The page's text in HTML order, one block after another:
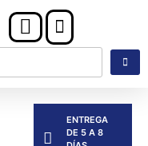
ENTREGA
DE 5 A 8